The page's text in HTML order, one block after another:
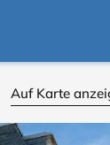
Auf Karte